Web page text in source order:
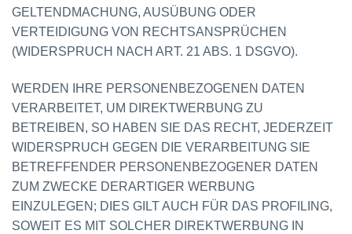
GELTENDMACHUNG, AUSÜBUNG ODER
VERTEIDIGUNG VON RECHTSANSPRÜCHEN
(WIDERSPRUCH NACH ART. 21 ABS. 1 DSGVO).
WERDEN IHRE PERSONENBEZOGENEN DATEN
VERARBEITET, UM DIREKTWERBUNG ZU
BETREIBEN, SO HABEN SIE DAS RECHT, JEDERZEIT
WIDERSPRUCH GEGEN DIE VERARBEITUNG SIE
BETREFFENDER PERSONENBEZOGENER DATEN
ZUM ZWECKE DERARTIGER WERBUNG
EINZULEGEN; DIES GILT AUCH FÜR DAS PROFILING,
SOWEIT ES MIT SOLCHER DIREKTWERBUNG IN